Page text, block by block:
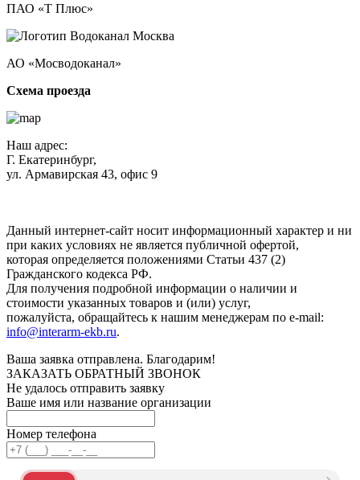
ПАО «Т Плюс»
АО «Мосводоканал»
Схема проезда
Наш адрес:
Г. Екатеринбург,
ул. Армавирская 43, офис 9
Данный интернет-сайт носит информационный характер и ни
при каких условиях не является публичной офертой,
которая определяется положениями Статьи 437 (2)
Гражданского кодекса РФ.
Для получения подробной информации о наличии и
стоимости указанных товаров и (или) услуг,
пожалуйста, обращайтесь к нашим менеджерам по e-mail:
info@interarm-ekb.ru.
Ваша заявка отправлена. Благодарим!
ЗАКАЗАТЬ ОБРАТНЫЙ ЗВОНОК
Не удалось отправить заявку
Ваше имя или название организации
Номер телефона